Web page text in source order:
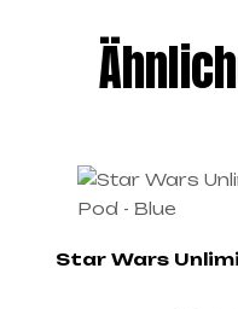
Star Wars